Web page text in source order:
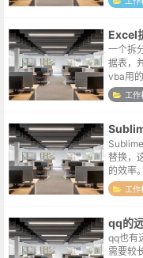
Excel
一个拆
据表，
vba用
写的格
能
工作
替换，
的效率
开替换
工作
qq的
qq也有
需要较